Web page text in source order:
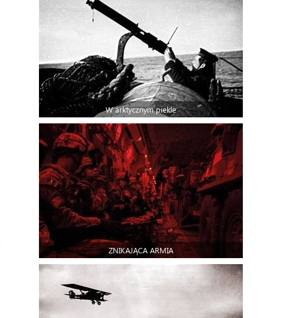
W arktycznym piekle
ZNIKAJĄCA ARMIA